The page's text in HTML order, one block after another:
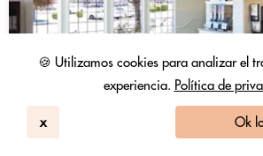
🍪 Utilizamos cookies para analizar el
experiencia. Política de
x Ok